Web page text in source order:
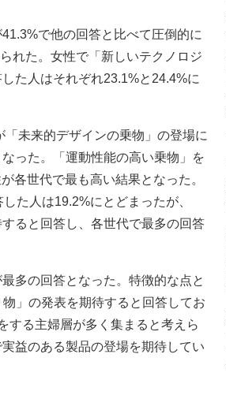
で他の回答と比べて圧倒的に
れた。女性で「新しいテクノロジ
た人はそれぞれ23.1%と24.4%に
未来的デザインの乗物」の登場に
った。「運動性能の高い乗物」を
各世代で最も高い結果となった。
た人は19.2%にとどまったが、
ると回答し、各世代で最多の回答
多の回答となった。特徴的な点と
」の発表を期待すると回答してお
する主婦層が多く集まると考えら
益のある製品の登場を期待してい